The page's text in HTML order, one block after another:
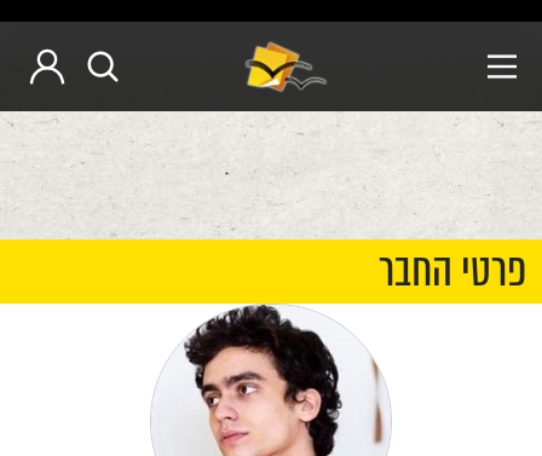
פרטי החבר